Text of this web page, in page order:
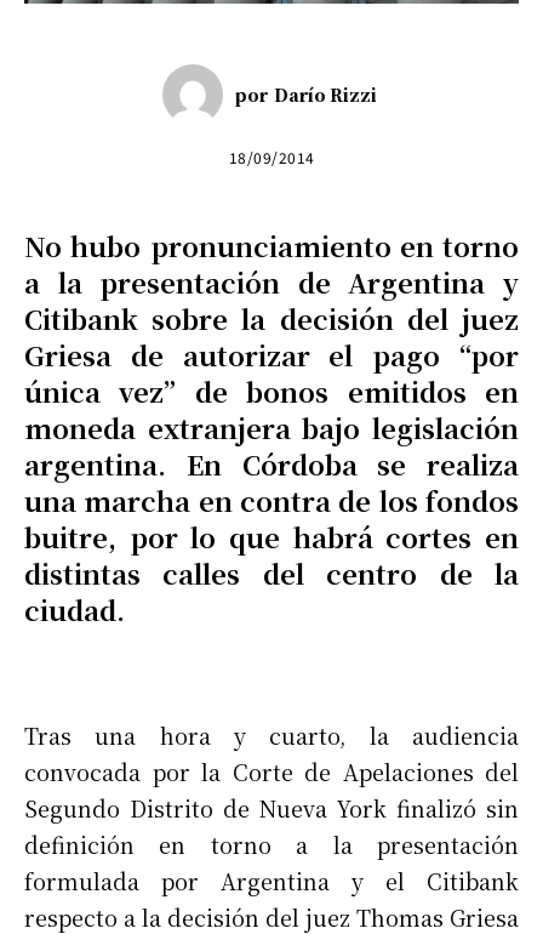
por Darío Rizzi
18/09/2014
No hubo pronunciamiento en torno
a la presentación de Argentina y
Citibank sobre la decisión del juez
Griesa de autorizar el pago “por
única vez” de bonos emitidos en
moneda extranjera bajo legislación
argentina. En Córdoba se realiza
una marcha en contra de los fondos
buitre, por lo que habrá cortes en
distintas calles del centro de la
ciudad.
Tras una hora y cuarto, la audiencia
convocada por la Corte de Apelaciones del
Segundo Distrito de Nueva York finalizó sin
definición en torno a la presentación
formulada por Argentina y el Citibank
respecto a la decisión del juez Thomas Griesa